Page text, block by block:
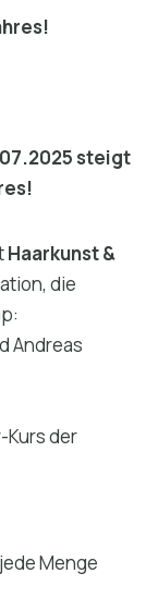
steigt
Haarkunst &
die
Andreas
Kurs der
Menge